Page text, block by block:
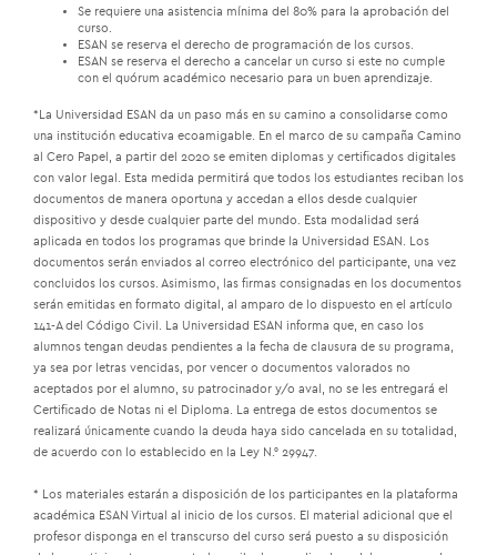
Se requiere una asistencia mínima del 80% para la aprobación del
curso.
ESAN se reserva el derecho de programación de los cursos.
ESAN se reserva el derecho a cancelar un curso si este no cumple
con el quórum académico necesario para un buen aprendizaje.
*La Universidad ESAN da un paso más en su camino a consolidarse como
una institución educativa ecoamigable. En el marco de su campaña Camino
al Cero Papel, a partir del 2020 se emiten diplomas y certificados digitales
con valor legal. Esta medida permitirá que todos los estudiantes reciban los
documentos de manera oportuna y accedan a ellos desde cualquier
dispositivo y desde cualquier parte del mundo. Esta modalidad será
aplicada en todos los programas que brinde la Universidad ESAN. Los
documentos serán enviados al correo electrónico del participante, una vez
concluidos los cursos. Asimismo, las firmas consignadas en los documentos
serán emitidas en formato digital, al amparo de lo dispuesto en el artículo
141-A del Código Civil. La Universidad ESAN informa que, en caso los
alumnos tengan deudas pendientes a la fecha de clausura de su programa,
ya sea por letras vencidas, por vencer o documentos valorados no
aceptados por el alumno, su patrocinador y/o aval, no se les entregará el
Certificado de Notas ni el Diploma. La entrega de estos documentos se
realizará únicamente cuando la deuda haya sido cancelada en su totalidad,
de acuerdo con lo establecido en la Ley N.° 29947.
* Los materiales estarán a disposición de los participantes en la plataforma
académica ESAN Virtual al inicio de los cursos. El material adicional que el
profesor disponga en el transcurso del curso será puesto a su disposición